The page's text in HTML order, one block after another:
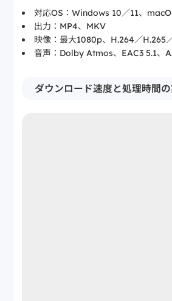
対応OS：Windows 10／11、
出力：MP4、MKV
映像：最大1080p、H.264／H.265
音声：Dolby Atmos、EAC3 5.1、
ダウンロード速度と処理時間